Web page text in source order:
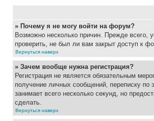
» Почему я не могу войти на форум?
Возможно несколько причин. Прежде всего,
проверить, не был ли вам закрыт доступ к
Вернуться наверх
» Зачем вообще нужна регистрация?
Регистрация не является обязательным
получение личных сообщений, переписку по
занимает всего несколько секунд, но
сделать.
Вернуться наверх